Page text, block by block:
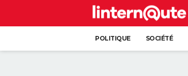
POLITIQUE SOCIÉTÉ